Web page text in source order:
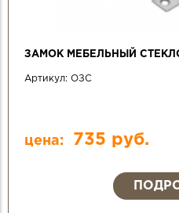
ЗАМОК МЕБЕЛЬНЫЙ
Артикул: ОЗС
цена: 735 руб.